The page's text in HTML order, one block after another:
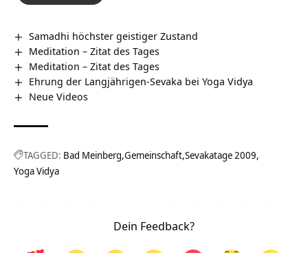
Samadhi höchster geistiger Zustand
Meditation – Zitat des Tages
Meditation – Zitat des Tages
Ehrung der Langjährigen-Sevaka bei Yoga Vidya
Neue Videos
TAGGED: Bad Meinberg Gemeinschaft Sevakatage 2009
Yoga Vidya
Dein Feedback?